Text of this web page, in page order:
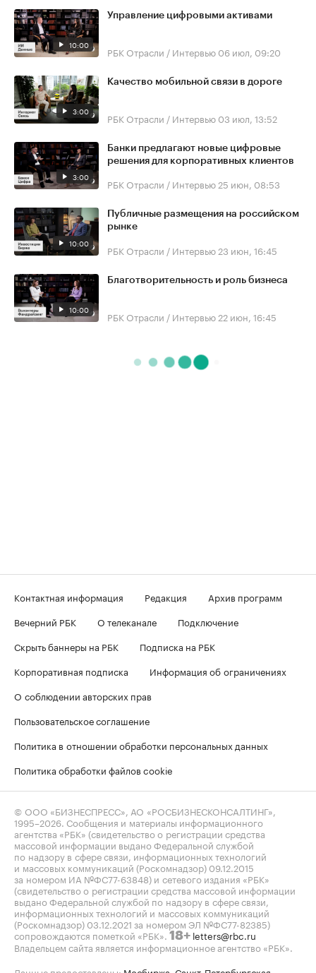
10:00
Управление цифровыми активами
РБК Отрасли / Интервью 06 июл, 09:20
3:00
Качество мобильной связи в дороге
РБК Отрасли / Интервью 03 июл, 13:52
3:00
Банки предлагают новые цифровые
решения для корпоративных клиентов
РБК Отрасли / Интервью 25 июн, 08:53
10:00
Публичные размещения на российском
рынке
РБК Отрасли / Интервью 23 июн, 16:45
10:00
Благотворительность и роль бизнеса
РБК Отрасли / Интервью 22 июн, 16:45
Контактная информация Редакция
Архив программ
Вечерний РБК
О телеканале
Подключение
Скрыть баннеры на РБК
Подписка на РБК
Корпоративная подписка
Информация об ограничениях
О соблюдении авторских прав
Пользовательское соглашение
Политика в отношении обработки персональных данных
Политика обработки файлов cookie
© ООО «БИЗНЕСПРЕСС», АО «РОСБИЗНЕСКОНСАЛТИНГ»,
1995–2026 . Сообщения и материалы информационного
агентства «РБК» (свидетельство о регистрации средства
массовой информации выдано Федеральной службой
по надзору в сфере связи, информационных технологий
и массовых коммуникаций (Роскомнадзор) 09.12.2015
за номером ИА №ФС77-63848) и сетевого издания «РБК»
(свидетельство о регистрации средства массовой информации
выдано Федеральной службой по надзору в сфере связи,
информационных технологий и массовых коммуникаций
(Роскомнадзор) 03.12.2021 за номером ЭЛ №ФС77-82385)
сопровождаются пометкой «РБК». 18+ letters@rbc.ru
Владельцем сайта является информационное агентство «РБК».